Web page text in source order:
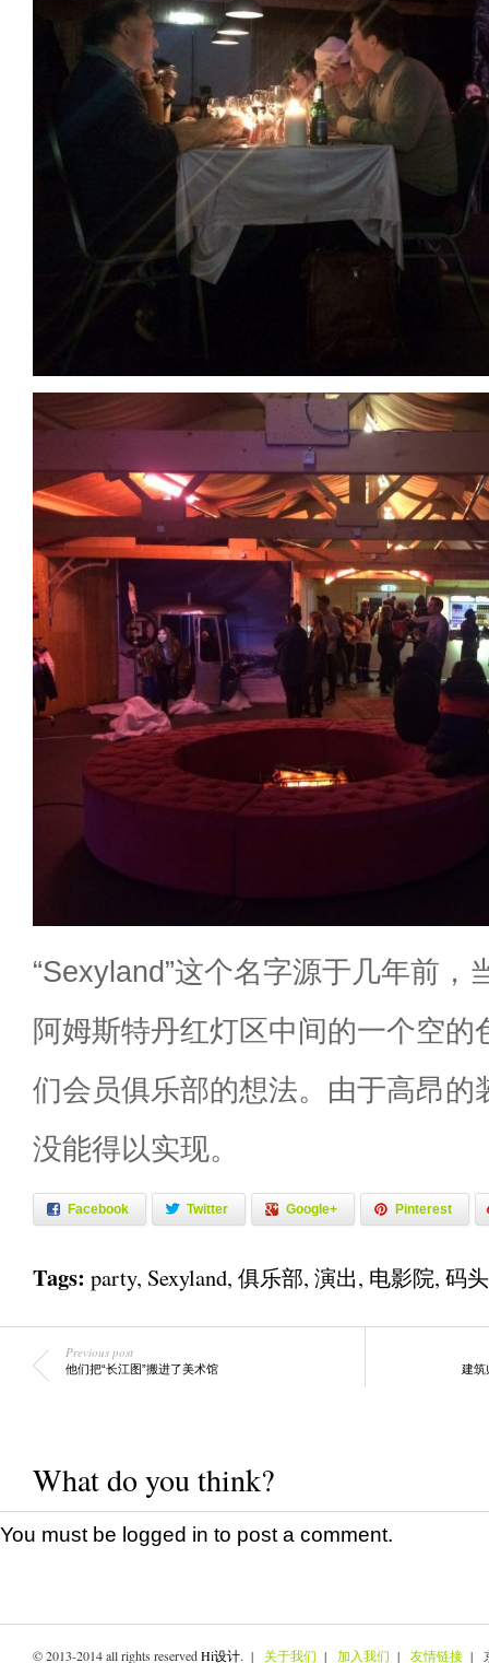
“Sexyland”这个名字源于几年前，
阿姆斯特丹红灯区中间的一个空的
们会员俱乐部的想法。由于高昂的
没能得以实现。
Facebook Twitter Google+ Pinterest
Tags: party, Sexyland, 俱乐部, 演出, 电影院, 码头
Previous post
他们把“长江图”搬进了美术馆 建筑
What do you think?
You must be logged in to post a comment.
© 2013-2014 all rights reservedHi设计. | 关于我们 | 加入我们 | 友情链接 |